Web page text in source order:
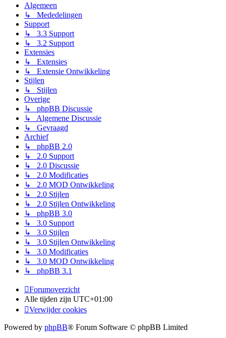
Algemeen
↳ Mededelingen
Support
↳ 3.3 Support
↳ 3.2 Support
Extensies
↳ Extensies
↳ Extensie Ontwikkeling
Stijlen
↳ Stijlen
Overige
↳ phpBB Discussie
↳ Algemene Discussie
↳ Gevraagd
Archief
↳ phpBB 2.0
↳ 2.0 Support
↳ 2.0 Discussie
↳ 2.0 Modificaties
↳ 2.0 MOD Ontwikkeling
↳ 2.0 Stijlen
↳ 2.0 Stijlen Ontwikkeling
↳ phpBB 3.0
↳ 3.0 Support
↳ 3.0 Stijlen
↳ 3.0 Stijlen Ontwikkeling
↳ 3.0 Modificaties
↳ 3.0 MOD Ontwikkeling
↳ phpBB 3.1
Forumoverzicht
Alle tijden zijn UTC+01:00
Verwijder cookies
Powered by phpBB® Forum Software © phpBB Limited